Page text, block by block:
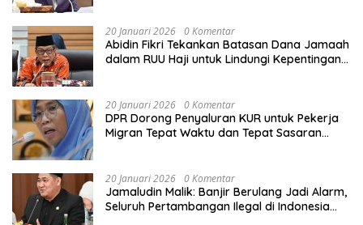
20 Januari 2026 0 Komentar
Abidin Fikri Tekankan Batasan Dana Jamaah
dalam RUU Haji untuk Lindungi Kepentingan
20 Januari 2026 0 Komentar
DPR Dorong Penyaluran KUR untuk Pekerja
Migran Tepat Waktu dan Tepat Sasaran
20 Januari 2026 0 Komentar
Jamaludin Malik: Banjir Berulang Jadi Alarm,
Seluruh Pertambangan Ilegal di Indonesia